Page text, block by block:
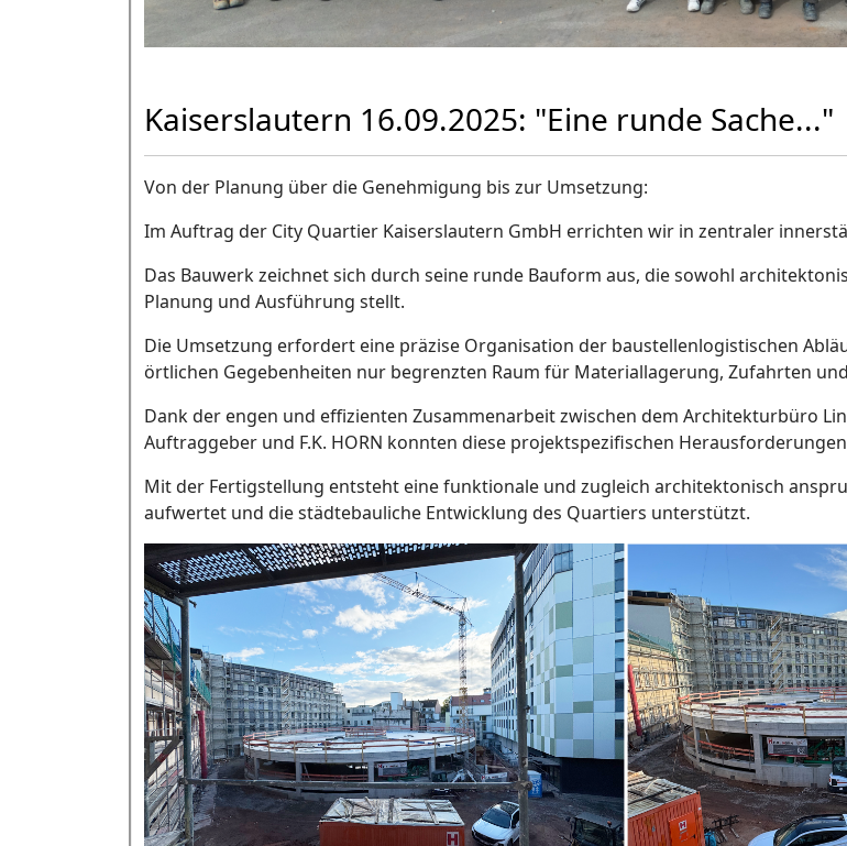
Kaiserslautern 16.09.2025: "Eine runde Sache..."
Von der Planung über die Genehmigung bis zur Umsetzung:
Im Auftrag der City Quartier Kaiserslautern GmbH errichten wir in zentraler
Das Bauwerk zeichnet sich durch seine runde Bauform aus, die sowohl
Planung und Ausführung stellt.
Die Umsetzung erfordert eine präzise Organisation der baustellenlogistischen
örtlichen Gegebenheiten nur begrenzten Raum für Materiallagerung, Zufahrten
Dank der engen und effizienten Zusammenarbeit zwischen dem Architekturbüro
Auftraggeber und F.K. HORN konnten diese projektspezifischen
Mit der Fertigstellung entsteht eine funktionale und zugleich architektonisch
aufwertet und die städtebauliche Entwicklung des Quartiers unterstützt.